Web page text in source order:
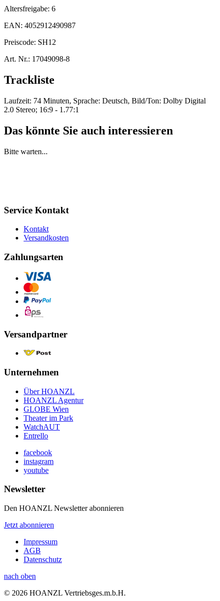
Altersfreigabe: 6
EAN: 4052912490987
Preiscode: SH12
Art. Nr.: 17049098-8
Trackliste
Laufzeit: 74 Minuten, Sprache: Deutsch, Bild/Ton: Dolby Digital
2.0 Stereo; 16:9 - 1.77:1
Das könnte Sie auch interessieren
Bitte warten...
Service Kontakt
Kontakt
Versandkosten
Zahlungsarten
Versandpartner
Unternehmen
Über HOANZL
HOANZL Agentur
GLOBE Wien
Theater im Park
WatchAUT
Entrello
facebook
instagram
youtube
Newsletter
Den HOANZL Newsletter abonnieren
Jetzt abonnieren
Impressum
AGB
Datenschutz
nach oben
© 2026 HOANZL Vertriebsges.m.b.H.